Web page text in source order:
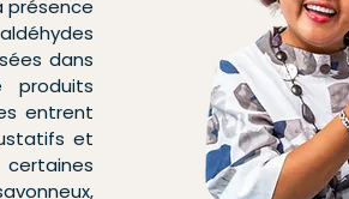
présence
dans
entrent
et